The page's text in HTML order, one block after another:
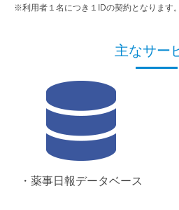
※利用者１名につき１IDの契約となります。
主なサー
・薬事日報データベース